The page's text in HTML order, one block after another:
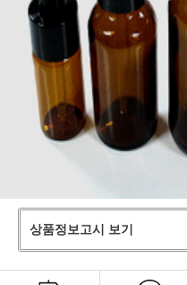
상품정보고시 보기